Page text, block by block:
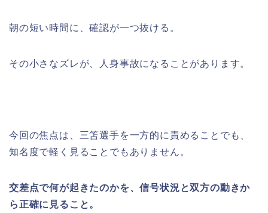
朝の短い時間に、確認が一つ抜ける。
その小さなズレが、人身事故になることがあります。
今回の焦点は、三笘選手を一方的に責めることでも、
知名度で軽く見ることでもありません。
交差点で何が起きたのかを、信号状況と双方の動きか
ら正確に見ること。